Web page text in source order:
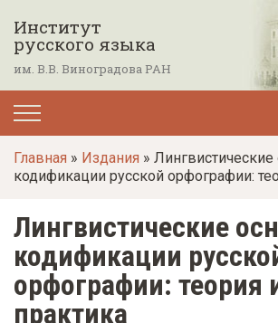
е
т
Институт
русского языка
им. В.В. Виноградова РАН
Главная » Издания »
кодификации русской орфографии:
Лингвистические
кодификации
орфографии: теория
практика